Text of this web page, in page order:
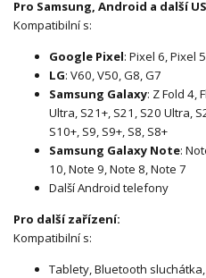
Pro Samsung, Android a další
Kompatibilní s:
Google Pixel: Pixel 6, Pixel
LG: V60, V50, G8, G7
Samsung Galaxy: Z Fold 4,
Ultra, S21+, S21, S20 Ultra,
S10+, S9, S9+, S8, S8+
Samsung Galaxy Note:
10, Note 9, Note 8, Note 7
Další Android telefony
Pro další zařízení:
Kompatibilní s:
Tablety, Bluetooth